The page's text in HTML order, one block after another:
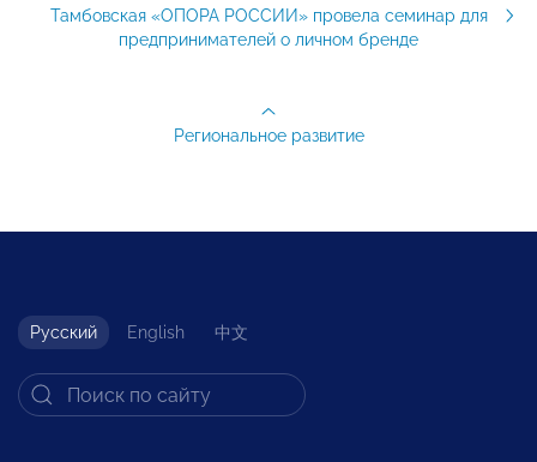
Тамбовская «ОПОРА РОССИИ» провела семинар для
предпринимателей о личном бренде
Региональное развитие
Русский English 中文